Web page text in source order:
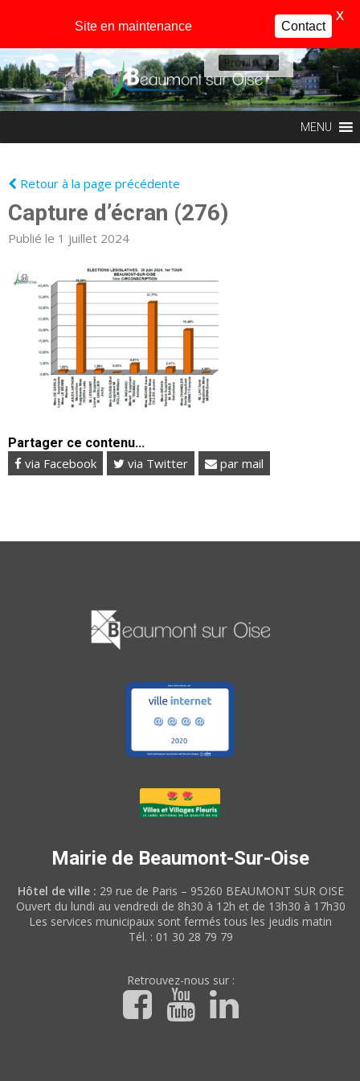
Profil
MENU
Retour à la page précédente
Capture d’écran (276)
Publié le 1 juillet 2024
Partager ce contenu...
via Facebook via Twitter par mail
Mairie de Beaumont-Sur-Oise
Hôtel de ville : 29 rue de Paris – 95260 BEAUMONT SUR OISE
Ouvert du lundi au vendredi de 8h30 à 12h et de 13h30 à 17h30
Les services municipaux sont fermés tous les jeudis matin
Tél. : 01 30 28 79 79
Retrouvez-nous sur :
Site en maintenance Contact
X